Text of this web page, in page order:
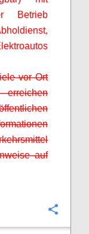
Betrieb
vor Ort
erreichen
auf